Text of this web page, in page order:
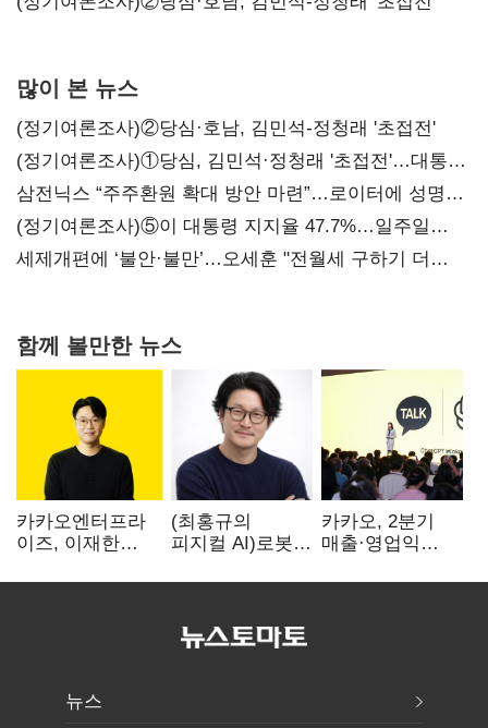
많이 본 뉴스
(정기여론조사)②당심·호남, 김민석-정청래 '초접전'
(정기여론조사)①당심, 김민석·정청래 '초접전'…대통령
지지도 '50% 아래로'(종합)
삼전닉스 “주주환원 확대 방안 마련”…로이터에 성명
보내
(정기여론조사)⑤이 대통령 지지율 47.7%…일주일
만에 다시 40%대
세제개편에 ‘불안·불만’…오세훈 "전월세 구하기 더
함께 볼만한 뉴스
카카오엔터프라
이즈, 이재한
(최홍규의
피지컬 AI)로봇이
살린다, 그런데
할지는 모른다
카카오, 2분기
매출·영업익
에이전트 AI
뉴스